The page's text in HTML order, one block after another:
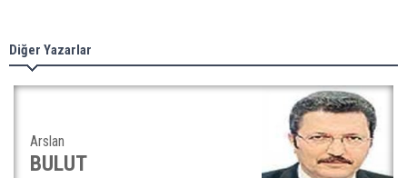
Diğer Yazarlar
Arslan
BULUT